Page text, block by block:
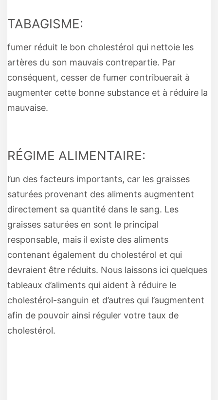
TABAGISME:
fumer réduit le bon cholestérol qui nettoie les
artères du son mauvais contrepartie. Par
conséquent, cesser de fumer contribuerait à
augmenter cette bonne substance et à réduire la
mauvaise.
RÉGIME ALIMENTAIRE:
l’un des facteurs importants, car les graisses
saturées provenant des aliments augmentent
directement sa quantité dans le sang. Les
graisses saturées en sont le principal
responsable, mais il existe des aliments
contenant également du cholestérol et qui
devraient être réduits. Nous laissons ici quelques
tableaux d’aliments qui aident à réduire le
cholestérol-sanguin et d’autres qui l’augmentent
afin de pouvoir ainsi réguler votre taux de
cholestérol.